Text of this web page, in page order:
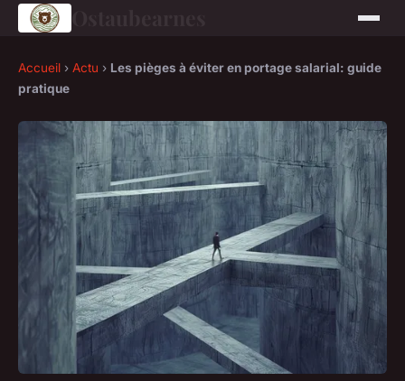
Accueil › Actu › Les pièges à éviter en portage salarial: guide
pratique